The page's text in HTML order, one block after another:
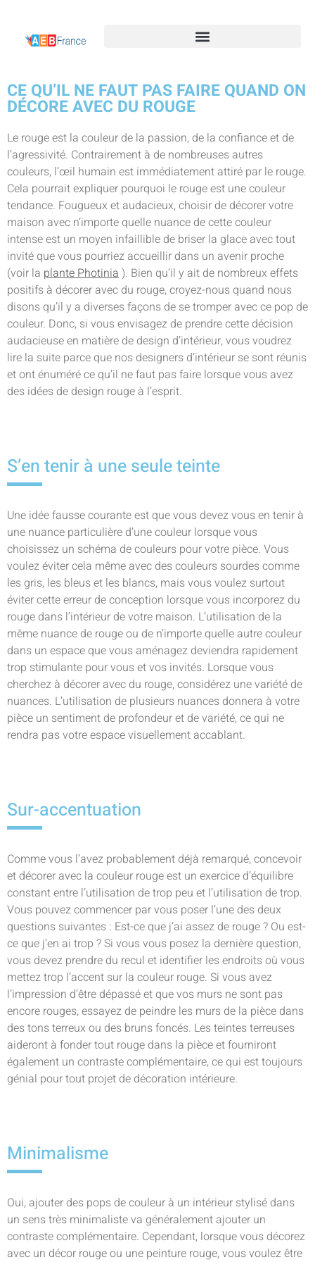
CE QU’IL NE FAUT PAS FAIRE QUAND ON
DÉCORE AVEC DU ROUGE
Le rouge est la couleur de la passion, de la confiance et de
l’agressivité. Contrairement à de nombreuses autres
couleurs, l’œil humain est immédiatement attiré par le rouge.
Cela pourrait expliquer pourquoi le rouge est une couleur
tendance. Fougueux et audacieux, choisir de décorer votre
maison avec n’importe quelle nuance de cette couleur
intense est un moyen infaillible de briser la glace avec tout
invité que vous pourriez accueillir dans un avenir proche
(voir la plante Photinia). Bien qu’il y ait de nombreux effets
positifs à décorer avec du rouge, croyez-nous quand nous
disons qu’il y a diverses façons de se tromper avec ce pop de
couleur. Donc, si vous envisagez de prendre cette décision
audacieuse en matière de design d’intérieur, vous voudrez
lire la suite parce que nos designers d’intérieur se sont réunis
et ont énuméré ce qu’il ne faut pas faire lorsque vous avez
des idées de design rouge à l’esprit.
S’en tenir à une seule teinte
Une idée fausse courante est que vous devez vous en tenir à
une nuance particulière d’une couleur lorsque vous
choisissez un schéma de couleurs pour votre pièce. Vous
voulez éviter cela même avec des couleurs sourdes comme
les gris, les bleus et les blancs, mais vous voulez surtout
éviter cette erreur de conception lorsque vous incorporez du
rouge dans l’intérieur de votre maison. L’utilisation de la
même nuance de rouge ou de n’importe quelle autre couleur
dans un espace que vous aménagez deviendra rapidement
trop stimulante pour vous et vos invités. Lorsque vous
cherchez à décorer avec du rouge, considérez une variété de
nuances. L’utilisation de plusieurs nuances donnera à votre
pièce un sentiment de profondeur et de variété, ce qui ne
rendra pas votre espace visuellement accablant.
Sur-accentuation
Comme vous l’avez probablement déjà remarqué, concevoir
et décorer avec la couleur rouge est un exercice d’équilibre
constant entre l’utilisation de trop peu et l’utilisation de trop.
Vous pouvez commencer par vous poser l’une des deux
questions suivantes : Est-ce que j’ai assez de rouge ? Ou est-
ce que j’en ai trop ? Si vous vous posez la dernière question,
vous devez prendre du recul et identifier les endroits où vous
mettez trop l’accent sur la couleur rouge. Si vous avez
l’impression d’être dépassé et que vos murs ne sont pas
encore rouges, essayez de peindre les murs de la pièce dans
des tons terreux ou des bruns foncés. Les teintes terreuses
aideront à fonder tout rouge dans la pièce et fourniront
également un contraste complémentaire, ce qui est toujours
génial pour tout projet de décoration intérieure.
Minimalisme
Oui, ajouter des pops de couleur à un intérieur stylisé dans
un sens très minimaliste va généralement ajouter un
contraste complémentaire. Cependant, lorsque vous décorez
avec un décor rouge ou une peinture rouge, vous voulez être